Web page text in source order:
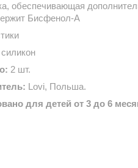
обеспечивающая
Бисфенол-А
силикон
2 шт.
Lovi, Польша.
для детей от 3 до 6